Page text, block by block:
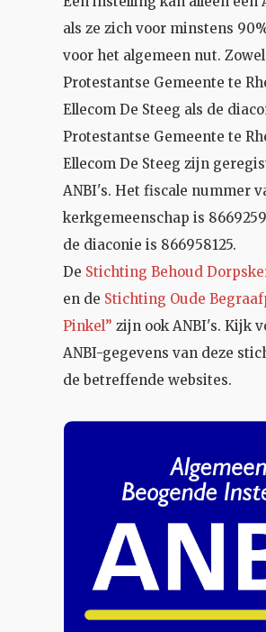
als ze zich voor minstens
voor het algemeen nut.
Protestantse Gemeente te
Ellecom De Steeg als de
Protestantse Gemeente te
Ellecom De Steeg zijn
ANBI's. Het fiscale nummer
kerkgemeenschap is
de diaconie is 866958125.
De Stichting Behoud
en de Stichting Oude
Pinkel” zijn ook ANBI's. Kijk
ANBI-gegevens van deze
de betreffende websites.